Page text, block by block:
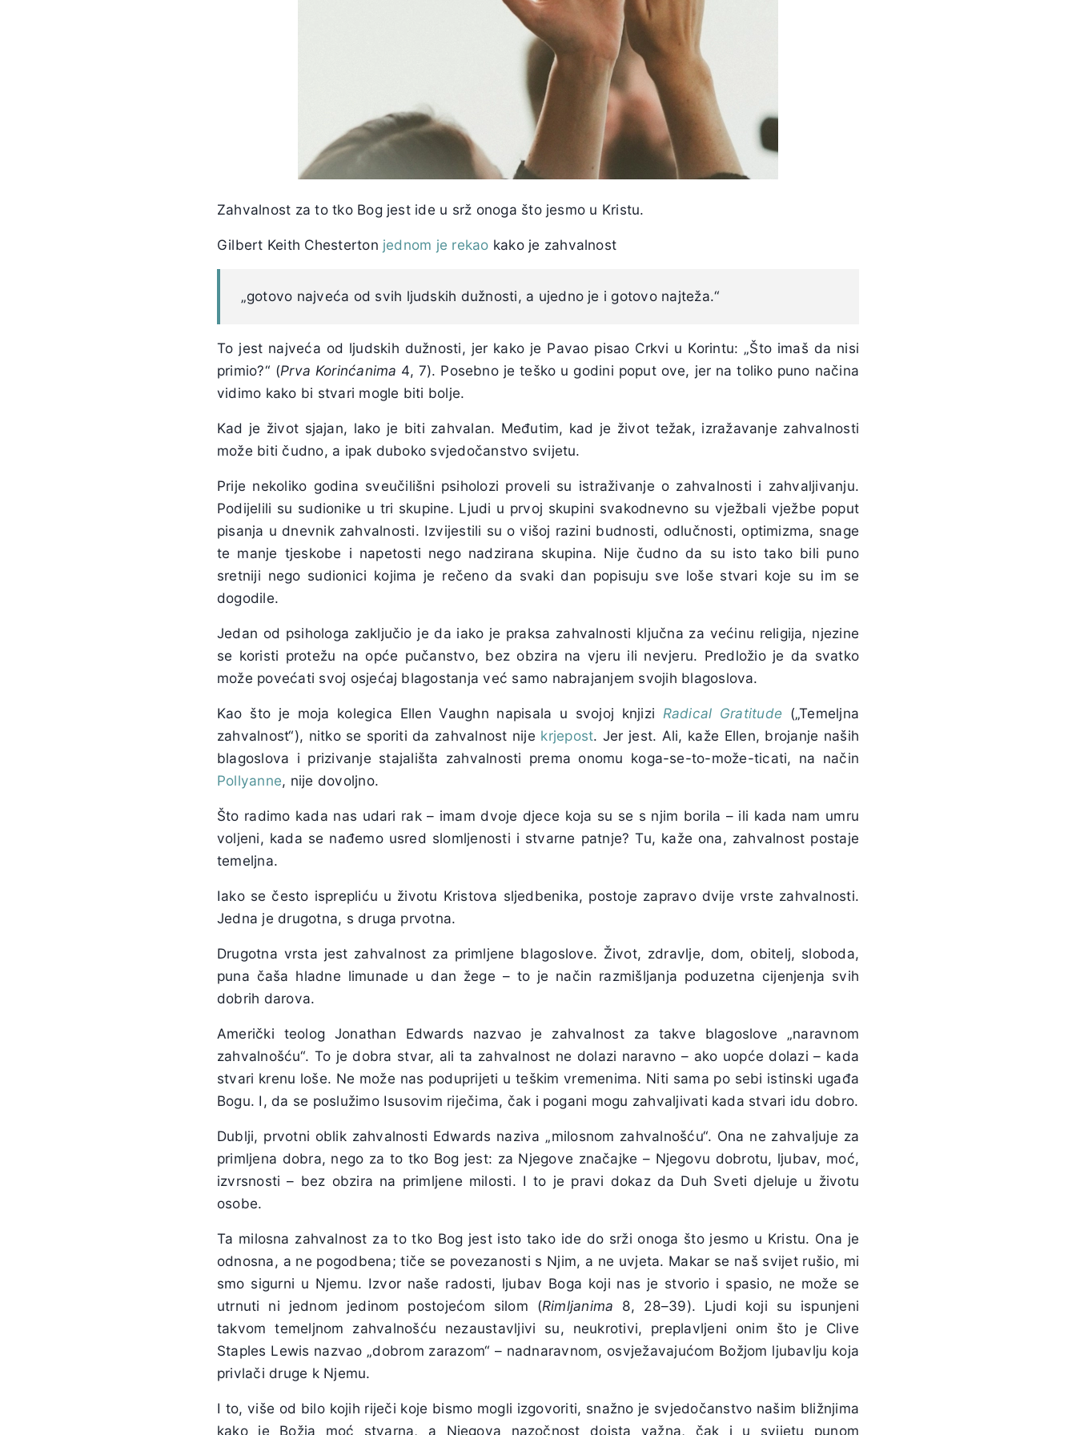
Zahvalnost za to tko Bog jest ide u srž onoga što jesmo u Kristu.
Gilbert Keith Chesterton jednom je rekao kako je zahvalnost
„gotovo najveća od svih ljudskih dužnosti, a ujedno je i gotovo najteža.“
To jest najveća od ljudskih dužnosti, jer kako je Pavao pisao Crkvi u Korintu: „Što imaš da nisi
primio?“ (Prva Korinćanima 4, 7). Posebno je teško u godini poput ove, jer na toliko puno načina
vidimo kako bi stvari mogle biti bolje.
Kad je život sjajan, lako je biti zahvalan. Međutim, kad je život težak, izražavanje zahvalnosti
može biti čudno, a ipak duboko svjedočanstvo svijetu.
Prije nekoliko godina sveučilišni psiholozi proveli su istraživanje o zahvalnosti i zahvaljivanju.
Podijelili su sudionike u tri skupine. Ljudi u prvoj skupini svakodnevno su vježbali vježbe poput
pisanja u dnevnik zahvalnosti. Izvijestili su o višoj razini budnosti, odlučnosti, optimizma, snage
te manje tjeskobe i napetosti nego nadzirana skupina. Nije čudno da su isto tako bili puno
sretniji nego sudionici kojima je rečeno da svaki dan popisuju sve loše stvari koje su im se
dogodile.
Jedan od psihologa zaključio je da iako je praksa zahvalnosti ključna za većinu religija, njezine
se koristi protežu na opće pučanstvo, bez obzira na vjeru ili nevjeru. Predložio je da svatko
može povećati svoj osjećaj blagostanja već samo nabrajanjem svojih blagoslova.
Kao što je moja kolegica Ellen Vaughn napisala u svojoj knjizi Radical Gratitude („Temeljna
zahvalnost“), nitko se sporiti da zahvalnost nije krjepost. Jer jest. Ali, kaže Ellen, brojanje naših
blagoslova i prizivanje stajališta zahvalnosti prema onomu koga-se-to-može-ticati, na način
Pollyanne, nije dovoljno.
Što radimo kada nas udari rak – imam dvoje djece koja su se s njim borila – ili kada nam umru
voljeni, kada se nađemo usred slomljenosti i stvarne patnje? Tu, kaže ona, zahvalnost postaje
temeljna.
Iako se često isprepliću u životu Kristova sljedbenika, postoje zapravo dvije vrste zahvalnosti.
Jedna je drugotna, s druga prvotna.
Drugotna vrsta jest zahvalnost za primljene blagoslove. Život, zdravlje, dom, obitelj, sloboda,
puna čaša hladne limunade u dan žege – to je način razmišljanja poduzetna cijenjenja svih
dobrih darova.
Američki teolog Jonathan Edwards nazvao je zahvalnost za takve blagoslove „naravnom
zahvalnošću“. To je dobra stvar, ali ta zahvalnost ne dolazi naravno – ako uopće dolazi – kada
stvari krenu loše. Ne može nas poduprijeti u teškim vremenima. Niti sama po sebi istinski ugađa
Bogu. I, da se poslužimo Isusovim riječima, čak i pogani mogu zahvaljivati ​​kada stvari idu dobro.
Dublji, prvotni oblik zahvalnosti Edwards naziva „milosnom zahvalnošću“. Ona ne zahvaljuje za
primljena dobra, nego za to tko Bog jest: za Njegove značajke – Njegovu dobrotu, ljubav, moć,
izvrsnosti – bez obzira na primljene milosti. I to je pravi dokaz da Duh Sveti djeluje u životu
osobe.
Ta milosna zahvalnost za to tko Bog jest isto tako ide do srži onoga što jesmo u Kristu. Ona je
odnosna, a ne pogodbena; tiče se povezanosti s Njim, a ne uvjeta. Makar se naš svijet rušio, mi
smo sigurni u Njemu. Izvor naše radosti, ljubav Boga koji nas je stvorio i spasio, ne može se
utrnuti ni jednom jedinom postojećom silom (Rimljanima 8, 28–39). Ljudi koji su ispunjeni
takvom temeljnom zahvalnošću nezaustavljivi su, neukrotivi, preplavljeni onim što je Clive
Staples Lewis nazvao „dobrom zarazom“ – nadnaravnom, osvježavajućom Božjom ljubavlju koja
privlači druge k Njemu.
I to, više od bilo kojih riječi koje bismo mogli izgovoriti, snažno je svjedočanstvo našim bližnjima
kako je Božja moć stvarna, a Njegova nazočnost doista važna, čak i u svijetu punom